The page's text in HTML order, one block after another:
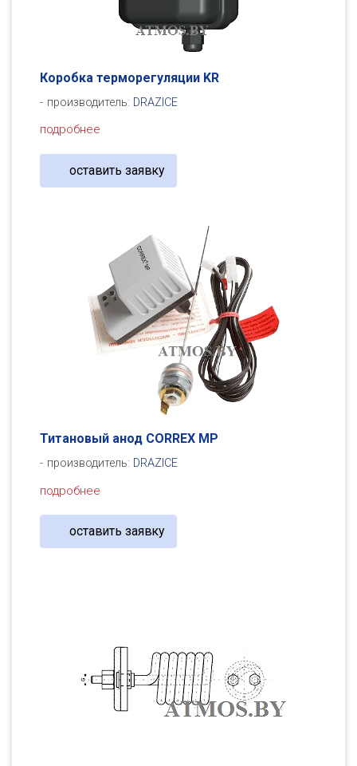
Коробка терморегуляции KR
производитель: DRAZICE
подробнее
оставить заявку
Титановый анод CORREX MP
производитель: DRAZICE
подробнее
оставить заявку